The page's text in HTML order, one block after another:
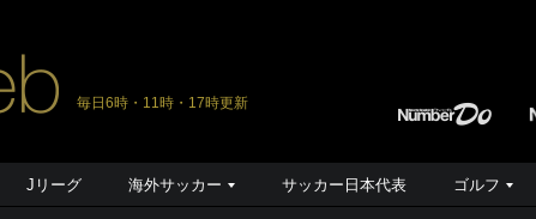
毎日6時・11時・17時更新
Jリーグ 海外サッカー サッカー日本代表 ゴルフ